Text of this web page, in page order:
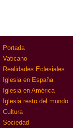
Portada
Vaticano
Realidades Eclesiales
Iglesia en España
Iglesia en América
Iglesia resto del mundo
Cultura
Sociedad